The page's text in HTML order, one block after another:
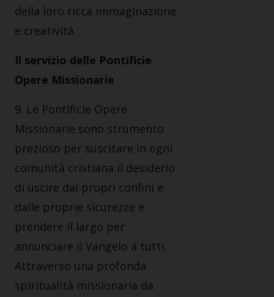
della loro ricca immaginazione
e creatività.
Il servizio delle Pontificie
Opere Missionarie
9. Le Pontificie Opere
Missionarie sono strumento
prezioso per suscitare in ogni
comunità cristiana il desiderio
di uscire dai propri confini e
dalle proprie sicurezze e
prendere il largo per
annunciare il Vangelo a tutti.
Attraverso una profonda
spiritualità missionaria da